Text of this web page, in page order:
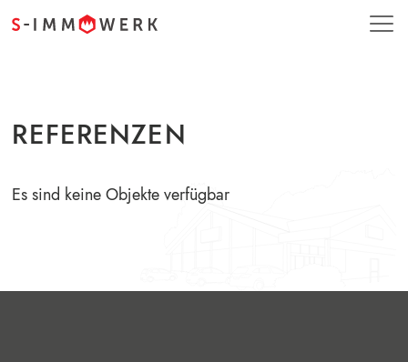
REFERENZEN
Es sind keine Objekte verfügbar